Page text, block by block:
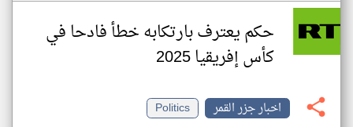
حكم يعترف بارتكابه خطأ فادحا في
كأس إفريقيا 2025
اخبار جزر القمر
Politics